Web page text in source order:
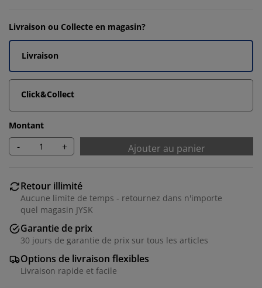
Livraison ou Collecte en magasin?
Livraison
Click&Collect
Montant
- + Ajouter au panier
Retour illimité
Aucune limite de temps - retournez dans n'importe
quel magasin JYSK
Garantie de prix
30 jours de garantie de prix sur tous les articles
Options de livraison flexibles
Livraison rapide et facile